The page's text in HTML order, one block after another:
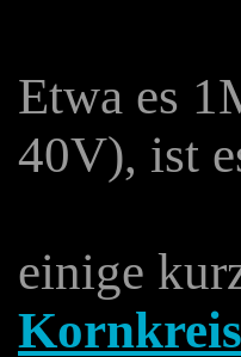
Etwa es
40V), ist
einige